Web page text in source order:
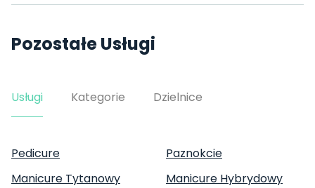
Pozostałe Usługi
Usługi Kategorie Dzielnice
Pedicure
Paznokcie
Manicure Tytanowy
Manicure Hybrydowy